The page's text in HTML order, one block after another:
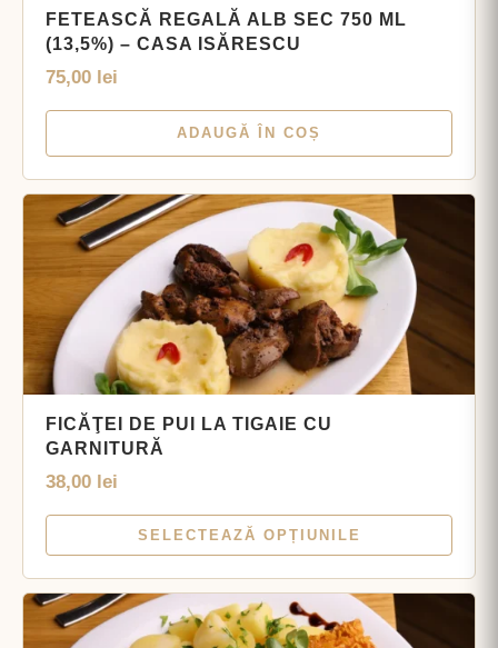
FETEASCĂ REGALĂ ALB SEC 750 ML
(13,5%) – CASA ISĂRESCU
75,00 lei
ADAUGĂ ÎN COȘ
FICĂŢEI DE PUI LA TIGAIE CU
GARNITURĂ
38,00 lei
SELECTEAZĂ OPȚIUNILE